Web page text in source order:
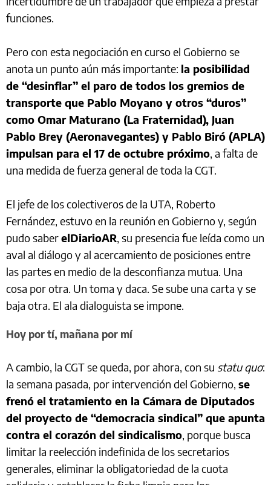
funciones.
Pero con esta negociación en curso el Gobierno se
anota un punto aún más importante: la posibilidad
de “desinflar” el paro de todos los gremios de
transporte que Pablo Moyano y otros “duros”
como Omar Maturano (La Fraternidad), Juan
Pablo Brey (Aeronavegantes) y Pablo Biró (APLA)
impulsan para el 17 de octubre próximo, a falta de
una medida de fuerza general de toda la CGT.
El jefe de los colectiveros de la UTA, Roberto
Fernández, estuvo en la reunión en Gobierno y, según
pudo saberelDiarioAR, su presencia fue leída como un
aval al diálogo y al acercamiento de posiciones entre
las partes en medio de la desconfianza mutua. Una
cosa por otra. Un toma y daca. Se sube una carta y se
baja otra. El ala dialoguista se impone.
Hoy por tí, mañana por mí
A cambio, la CGT se queda, por ahora, con su statu quo:
la semana pasada, por intervención del Gobierno, se
frenó el tratamiento en la Cámara de Diputados
del proyecto de “democracia sindical” que apunta
contra el corazón del sindicalismo, porque busca
limitar la reelección indefinida de los secretarios
generales, eliminar la obligatoriedad de la cuota